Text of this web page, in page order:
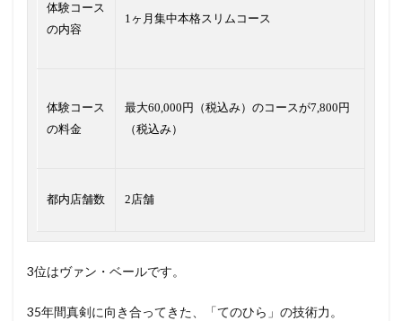
体験コース
の内容
1ヶ月集中本格スリムコース
体験コース
の料金
最大60,000円（税込み）のコースが7,800円
（税込み）
都内店舗数 2店舗
3位はヴァン・ベールです。
35年間真剣に向き合ってきた、「てのひら」の技術力。